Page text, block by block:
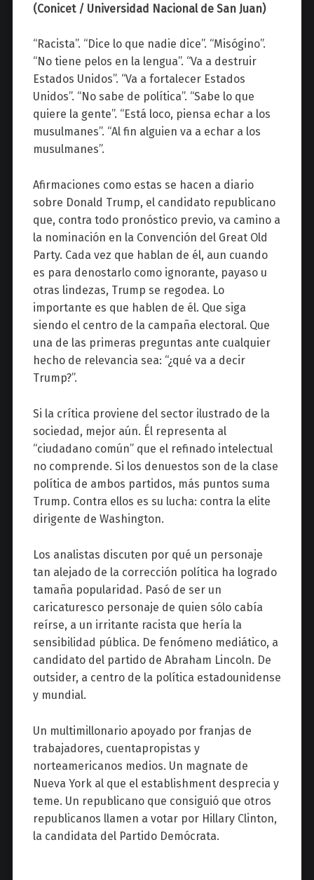
z
(Conicet / Universidad Nacional de San Juan)
“Racista”. “Dice lo que nadie dice”. “Misógino”.
“No tiene pelos en la lengua”. “Va a destruir
Estados Unidos”. “Va a fortalecer Estados
Unidos”. “No sabe de política”. “Sabe lo que
quiere la gente”. “Está loco, piensa echar a los
musulmanes”. “Al fin alguien va a echar a los
musulmanes”.
Afirmaciones como estas se hacen a diario
sobre Donald Trump, el candidato republicano
que, contra todo pronóstico previo, va camino a
la nominación en la Convención del Great Old
Party. Cada vez que hablan de él, aun cuando
es para denostarlo como ignorante, payaso u
otras lindezas, Trump se regodea. Lo
importante es que hablen de él. Que siga
siendo el centro de la campaña electoral. Que
una de las primeras preguntas ante cualquier
hecho de relevancia sea: “¿qué va a decir
Trump?”.
Si la crítica proviene del sector ilustrado de la
sociedad, mejor aún. Él representa al
“ciudadano común” que el refinado intelectual
no comprende. Si los denuestos son de la clase
política de ambos partidos, más puntos suma
Trump. Contra ellos es su lucha: contra la elite
dirigente de Washington.
Los analistas discuten por qué un personaje
tan alejado de la corrección política ha logrado
tamaña popularidad. Pasó de ser un
caricaturesco personaje de quien sólo cabía
reírse, a un irritante racista que hería la
sensibilidad pública. De fenómeno mediático, a
candidato del partido de Abraham Lincoln. De
outsider, a centro de la política estadounidense
y mundial.
Un multimillonario apoyado por franjas de
trabajadores, cuentapropistas y
norteamericanos medios. Un magnate de
Nueva York al que el establishment desprecia y
teme. Un republicano que consiguió que otros
republicanos llamen a votar por Hillary Clinton,
la candidata del Partido Demócrata.